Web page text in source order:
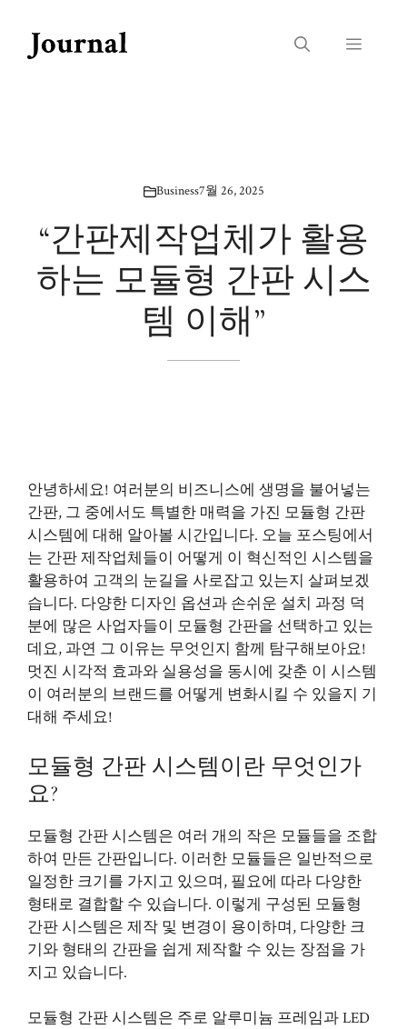
content
Menu
Business7월 26, 2025
“간판제작업체가 활용
하는 모듈형 간판 시스
템 이해”
안녕하세요! 여러분의 비즈니스에 생명을 불어넣는
간판, 그 중에서도 특별한 매력을 가진 모듈형 간판
시스템에 대해 알아볼 시간입니다. 오늘 포스팅에서
는 간판 제작업체들이 어떻게 이 혁신적인 시스템을
활용하여 고객의 눈길을 사로잡고 있는지 살펴보겠
습니다. 다양한 디자인 옵션과 손쉬운 설치 과정 덕
분에 많은 사업자들이 모듈형 간판을 선택하고 있는
데요, 과연 그 이유는 무엇인지 함께 탐구해보아요!
멋진 시각적 효과와 실용성을 동시에 갖춘 이 시스템
이 여러분의 브랜드를 어떻게 변화시킬 수 있을지 기
대해 주세요!
모듈형 간판 시스템이란 무엇인가
요?
모듈형 간판 시스템은 여러 개의 작은 모듈들을 조합
하여 만든 간판입니다. 이러한 모듈들은 일반적으로
일정한 크기를 가지고 있으며, 필요에 따라 다양한
형태로 결합할 수 있습니다. 이렇게 구성된 모듈형
간판 시스템은 제작 및 변경이 용이하며, 다양한 크
기와 형태의 간판을 쉽게 제작할 수 있는 장점을 가
지고 있습니다.
모듈형 간판 시스템은 주로 알루미늄 프레임과 LED